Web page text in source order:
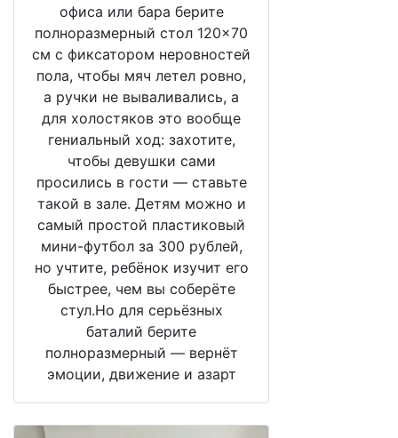
офиса или бара берите
полноразмерный стол 120×70
см с фиксатором неровностей
пола, чтобы мяч летел ровно,
а ручки не вываливались, а
для холостяков это вообще
гениальный ход: захотите,
чтобы девушки сами
просились в гости — ставьте
такой в зале. Детям можно и
самый простой пластиковый
мини-футбол за 300 рублей,
но учтите, ребёнок изучит его
быстрее, чем вы соберёте
стул.Но для серьёзных
баталий берите
полноразмерный — вернёт
эмоции, движение и азарт